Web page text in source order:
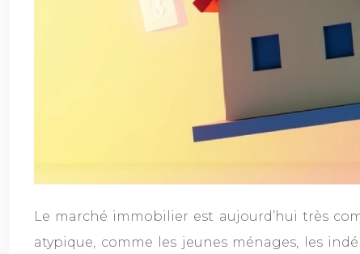
Le marché immobilier est aujourd’hui très
atypique, comme les jeunes ménages, les